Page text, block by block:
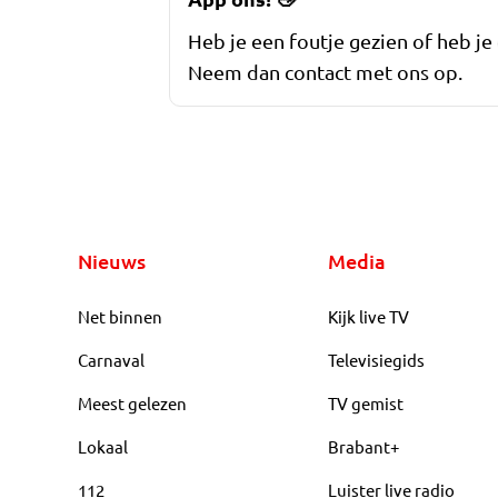
Heb je een foutje gezien of heb
Neem dan contact met ons op.
Nieuws
Net binnen
Carnaval
Meest gelezen
Lokaal
112
Media
Kijk live TV
Televisiegids
TV gemist
Brabant+
Luister live radio